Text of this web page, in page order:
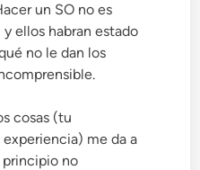
un SO no es
y ellos habran estado
no le dan los
cosas (tu
me da a
principio no